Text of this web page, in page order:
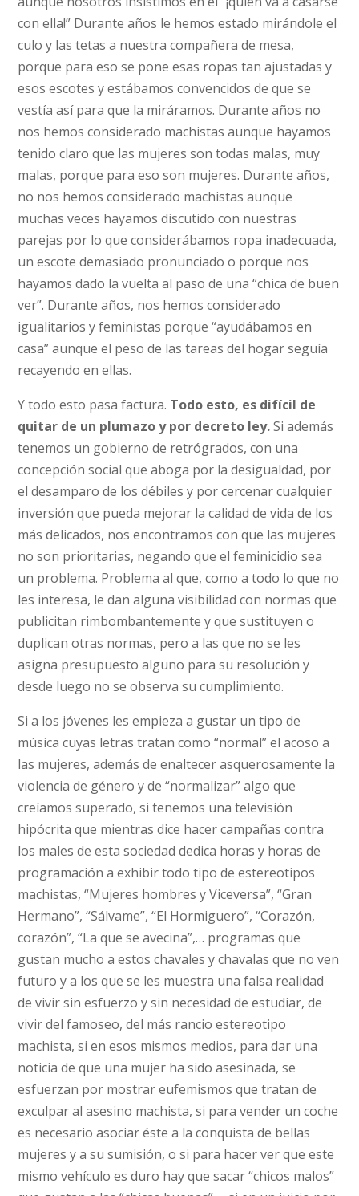
con ella!” Durante años le hemos estado mirándole el
culo y las tetas a nuestra compañera de mesa,
porque para eso se pone esas ropas tan ajustadas y
esos escotes y estábamos convencidos de que se
vestía así para que la miráramos. Durante años no
nos hemos considerado machistas aunque hayamos
tenido claro que las mujeres son todas malas, muy
malas, porque para eso son mujeres. Durante años,
no nos hemos considerado machistas aunque
muchas veces hayamos discutido con nuestras
parejas por lo que considerábamos ropa inadecuada,
un escote demasiado pronunciado o porque nos
hayamos dado la vuelta al paso de una “chica de buen
ver”. Durante años, nos hemos considerado
igualitarios y feministas porque “ayudábamos en
casa” aunque el peso de las tareas del hogar seguía
recayendo en ellas.
Y todo esto pasa factura. Todo esto, es difícil de
quitar de un plumazo y por decreto ley.Si además
tenemos un gobierno de retrógrados, con una
concepción social que aboga por la desigualdad, por
el desamparo de los débiles y por cercenar cualquier
inversión que pueda mejorar la calidad de vida de los
más delicados, nos encontramos con que las mujeres
no son prioritarias, negando que el feminicidio sea
un problema. Problema al que, como a todo lo que no
les interesa, le dan alguna visibilidad con normas que
publicitan rimbombantemente y que sustituyen o
duplican otras normas, pero a las que no se les
asigna presupuesto alguno para su resolución y
desde luego no se observa su cumplimiento.
Si a los jóvenes les empieza a gustar un tipo de
música cuyas letras tratan como “normal” el acoso a
las mujeres, además de enaltecer asquerosamente la
violencia de género y de “normalizar” algo que
creíamos superado, si tenemos una televisión
hipócrita que mientras dice hacer campañas contra
los males de esta sociedad dedica horas y horas de
programación a exhibir todo tipo de estereotipos
machistas, “Mujeres hombres y Viceversa”, “Gran
Hermano”, “Sálvame”, “El Hormiguero”, “Corazón,
corazón”, “La que se avecina”,… programas que
gustan mucho a estos chavales y chavalas que no ven
futuro y a los que se les muestra una falsa realidad
de vivir sin esfuerzo y sin necesidad de estudiar, de
vivir del famoseo, del más rancio estereotipo
machista, si en esos mismos medios, para dar una
noticia de que una mujer ha sido asesinada, se
esfuerzan por mostrar eufemismos que tratan de
exculpar al asesino machista, si para vender un coche
es necesario asociar éste a la conquista de bellas
mujeres y a su sumisión, o si para hacer ver que este
mismo vehículo es duro hay que sacar “chicos malos”